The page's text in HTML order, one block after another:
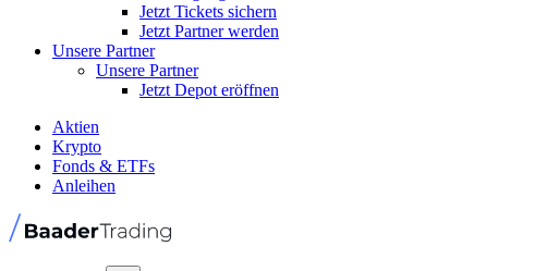
Jetzt Tickets sichern
Jetzt Partner werden
Unsere Partner
Unsere Partner
Jetzt Depot eröffnen
Aktien
Krypto
Fonds & ETFs
Anleihen